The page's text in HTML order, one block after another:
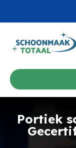
Portiek